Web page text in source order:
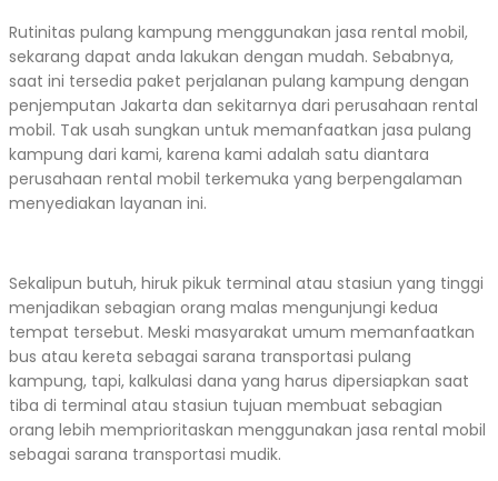
Rutinitas pulang kampung menggunakan jasa rental mobil,
sekarang dapat anda lakukan dengan mudah. Sebabnya,
saat ini tersedia paket perjalanan pulang kampung dengan
penjemputan Jakarta dan sekitarnya dari perusahaan rental
mobil. Tak usah sungkan untuk memanfaatkan jasa pulang
kampung dari kami, karena kami adalah satu diantara
perusahaan rental mobil terkemuka yang berpengalaman
menyediakan layanan ini.
Sekalipun butuh, hiruk pikuk terminal atau stasiun yang tinggi
menjadikan sebagian orang malas mengunjungi kedua
tempat tersebut. Meski masyarakat umum memanfaatkan
bus atau kereta sebagai sarana transportasi pulang
kampung, tapi, kalkulasi dana yang harus dipersiapkan saat
tiba di terminal atau stasiun tujuan membuat sebagian
orang lebih memprioritaskan menggunakan jasa rental mobil
sebagai sarana transportasi mudik.